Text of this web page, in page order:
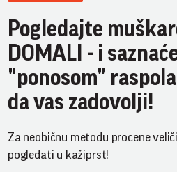
Pogledajte
DOMALI - i
"ponosom"
da vas zadovolji!
Za neobičnu metodu procene
pogledati u kažiprst!